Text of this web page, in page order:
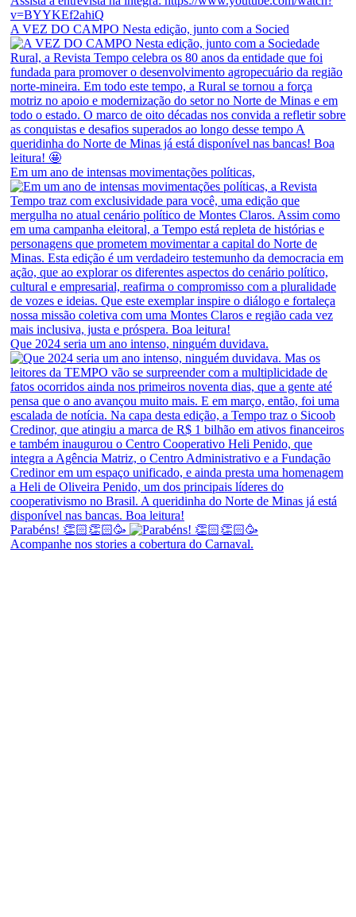
A VEZ DO CAMPO Nesta edição, junto com a Socied
Em um ano de intensas movimentações políticas,
Que 2024 seria um ano intenso, ninguém duvidava.
Parabéns! 👏🏻👏🏻🥳
Acompanhe nos stories a cobertura do Carnaval.